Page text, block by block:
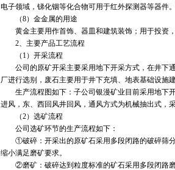
电子领域，锑化铟等化合物可用于红外探测器等器件
（8）金金属的用途
黄金主要用作首饰、器皿和建筑装饰；用于投资，
2、主要产品工艺流程
（1）开采流程
公司的原矿开采主要采用地下开采方式，在井下通
厂进行选别，废石主要用于井下充填、地表基础设施
生产流程图如下：子公司银漫矿业目前采用地下开
进风，东、西回风井回风，通风方式为机械抽出式，
（2）选矿流程
公司选矿环节的生产流程如下：
①破碎：开采出的原矿石采用多段闭路的破碎筛分
缩小满足磨矿要求。
②磨矿：破碎达到粒度标准的矿石采用多段闭路磨